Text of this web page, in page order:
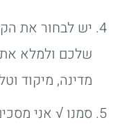
יש לבחור את
שלכם ולמלא
מדינה, מיקוד
סמנו √ אני